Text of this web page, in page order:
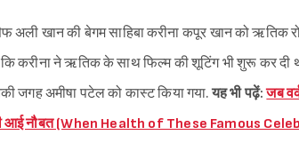
अली खान की बेगम साहिबा करीना कपूर खान को ऋतिक
कि करीना ने ऋतिक के साथ फिल्म की शूटिंग भी शुरू कर
जगह अमीषा पटेल को कास्ट किया गया.यह भी पढ़ें:जब
आई नौबत (When Health of These Famous